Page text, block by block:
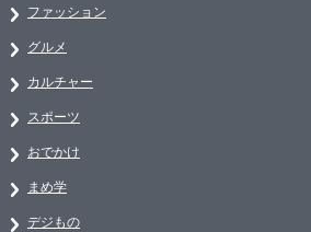
ファッション
グルメ
カルチャー
スポーツ
おでかけ
まめ学
デジもの